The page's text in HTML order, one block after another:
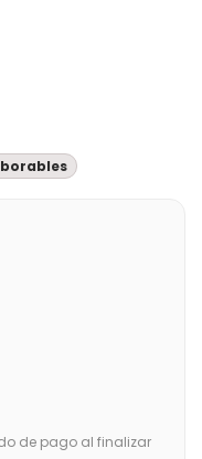
de pago al finalizar